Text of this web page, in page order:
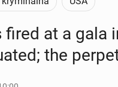
fired at a gala
the